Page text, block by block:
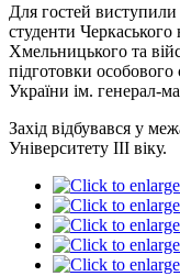
Для гостей виступили
студенти Черкаського
Хмельницького та
підготовки
України ім. генерал-
Захід відбувався у
Університету ІІІ віку.